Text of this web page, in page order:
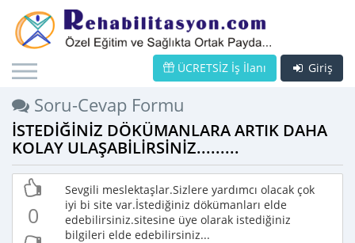
Giriş
ÜCRETSİZ İş İlanı
Soru-Cevap Formu
İSTEDİĞİNİZ DÖKÜMANLARA ARTIK DAHA
KOLAY ULAŞABİLİRSİNİZ.........
0
Sevgili meslektaşlar.Sizlere yardımcı olacak çok
iyi bi site var.İstediğiniz dökümanları elde
edebilirsiniz.sitesine üye olarak istediğiniz
bilgileri elde edebilirsiniz...